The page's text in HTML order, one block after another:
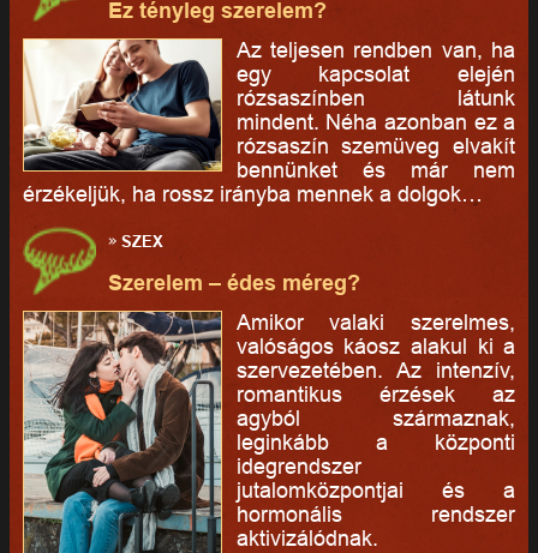
Ez tényleg szerelem?
Az teljesen rendben van, ha
egy kapcsolat elején
rózsaszínben látunk
mindent. Néha azonban ez a
rózsaszín szemüveg elvakít
bennünket és már nem
érzékeljük, ha rossz irányba mennek a dolgok…
»SZEX
Szerelem – édes méreg?
Amikor valaki szerelmes,
valóságos káosz alakul ki a
szervezetében. Az intenzív,
romantikus érzések az
agyból származnak,
leginkább a központi
idegrendszer
jutalomközpontjai és a
hormonális rendszer
aktivizálódnak.